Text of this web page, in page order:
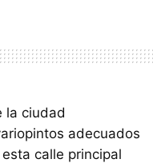
la ciudad
adecuados
calle principal